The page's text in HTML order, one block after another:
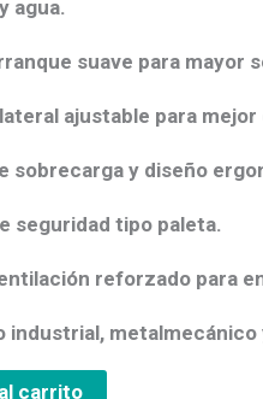
agua.
suave para mayor
ajustable para
sobrecarga y diseño
seguridad tipo paleta.
reforzado para
industrial,
carrito